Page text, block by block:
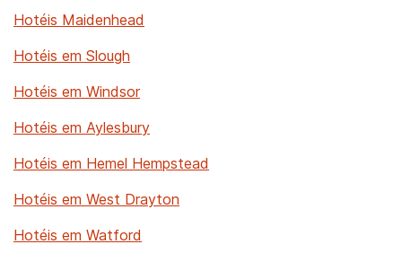
Hotéis Maidenhead
Hotéis em Slough
Hotéis em Windsor
Hotéis em Aylesbury
Hotéis em Hemel Hempstead
Hotéis em West Drayton
Hotéis em Watford